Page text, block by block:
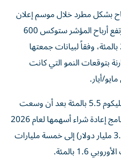
بشكل مطرد خلال موسم إعلان
‌النتائج وسط تقديرات بأن ترتفع أرباح المؤشر ستوكس 600
للربع الثاني بنسبة تقارب 21 بالمئة، وفقاً لبيانات جمعتها
بتوقعات النمو التي كانت
وارتفع سهم شركة دويتشه تيليكوم 5.5 بالمئة بعد أن وسعت
شركة الاتصالات الألمانية برنامج ‌إعادة شراء أسهمها لعام 2026
بمقدار ثلاثة مليارات يورو (3.5 ‌مليار دولار) إلى خمسة مليارات
1.6 بالمئة.